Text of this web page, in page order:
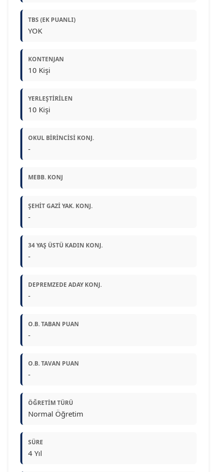
TBS (EK PUANLI)
YOK
KONTENJAN
10 Kişi
YERLEŞTIRILEN
10 Kişi
OKUL BIRINCISI KONJ.
-
MEBB. KONJ
ŞEHIT GAZI YAK. KONJ.
-
34 YAŞ ÜSTÜ KADIN KONJ.
-
DEPREMZEDE ADAY KONJ.
-
O.B. TABAN PUAN
-
O.B. TAVAN PUAN
-
ÖĞRETIM TÜRÜ
Normal Öğretim
SÜRE
4 Yıl